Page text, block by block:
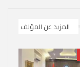
المزيد عن المؤلف